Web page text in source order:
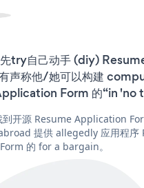
先try自己动手 (diy)
声称他/她可以构建
Form 的“in 'no
到开源 Resume Application
提供 allegedly 应用程序
的 for a bargain。